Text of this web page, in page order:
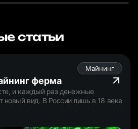
статьи
Майнинг
ферма
и каждый раз денежные
новый вид. В России лишь в 18 веке